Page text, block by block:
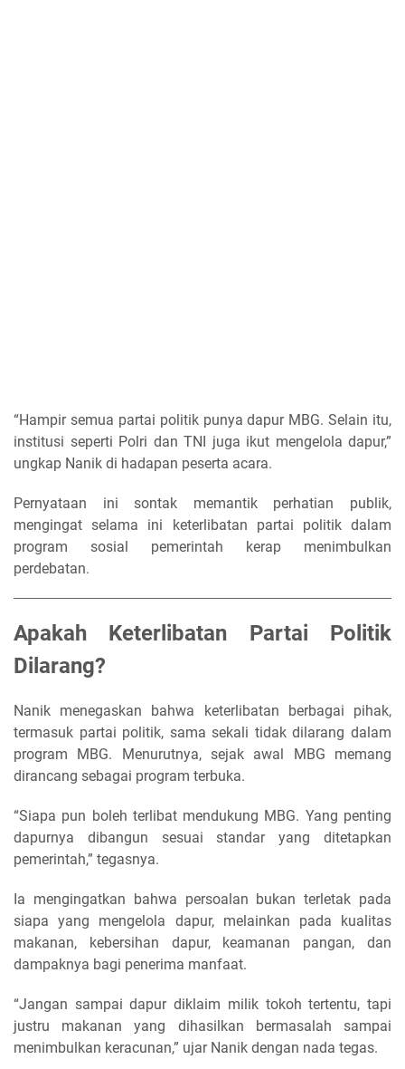
“Hampir semua partai politik punya dapur MBG. Selain itu,
institusi seperti Polri dan TNI juga ikut mengelola dapur,”
ungkap Nanik di hadapan peserta acara.
Pernyataan ini sontak memantik perhatian publik,
mengingat selama ini keterlibatan partai politik dalam
program sosial pemerintah kerap menimbulkan
perdebatan.
Apakah Keterlibatan Partai Politik
Dilarang?
Nanik menegaskan bahwa keterlibatan berbagai pihak,
termasuk partai politik, sama sekali tidak dilarang dalam
program MBG. Menurutnya, sejak awal MBG memang
dirancang sebagai program terbuka.
“Siapa pun boleh terlibat mendukung MBG. Yang penting
dapurnya dibangun sesuai standar yang ditetapkan
pemerintah,” tegasnya.
Ia mengingatkan bahwa persoalan bukan terletak pada
siapa yang mengelola dapur, melainkan pada kualitas
makanan, kebersihan dapur, keamanan pangan, dan
dampaknya bagi penerima manfaat.
“Jangan sampai dapur diklaim milik tokoh tertentu, tapi
justru makanan yang dihasilkan bermasalah sampai
menimbulkan keracunan,” ujar Nanik dengan nada tegas.